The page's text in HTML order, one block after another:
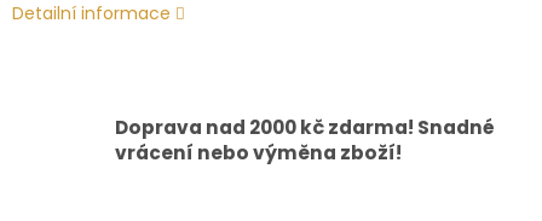
Detailní informace
Doprava nad 2000 kč zdarma! Snadné
vrácení nebo výměna zboží!